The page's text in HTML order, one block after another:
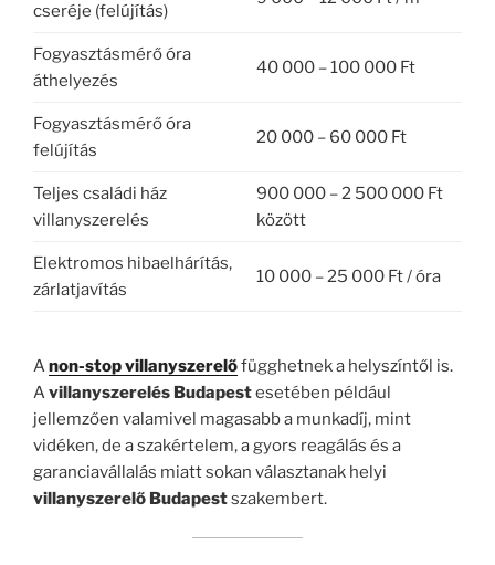
cseréje (felújítás)
Fogyasztásmérő óra
áthelyezés
40 000 – 100 000 Ft
Fogyasztásmérő óra
felújítás
20 000 – 60 000 Ft
Teljes családi ház
villanyszerelés
900 000 – 2 500 000 Ft
között
Elektromos hibaelhárítás,
zárlatjavítás
10 000 – 25 000 Ft / óra
Anon-stop villanyszerelőfügghetnek a helyszíntől is.
Avillanyszerelés Budapestesetében például
jellemzően valamivel magasabb a munkadíj, mint
vidéken, de a szakértelem, a gyors reagálás és a
garanciavállalás miatt sokan választanak helyi
villanyszerelő Budapestszakembert.